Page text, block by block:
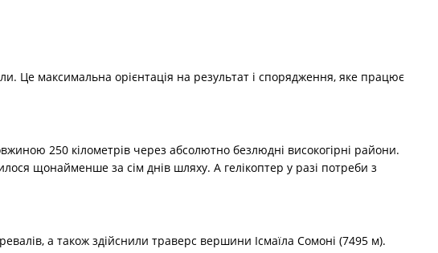
Це максимальна орієнтація на результат і спорядження, яке працює
250 кілометрів через абсолютно безлюдні високогірні райони.
щонайменше за сім днів шляху. А гелікоптер у разі потреби з
а також здійснили траверс вершини Ісмаїла Сомоні (7495 м).